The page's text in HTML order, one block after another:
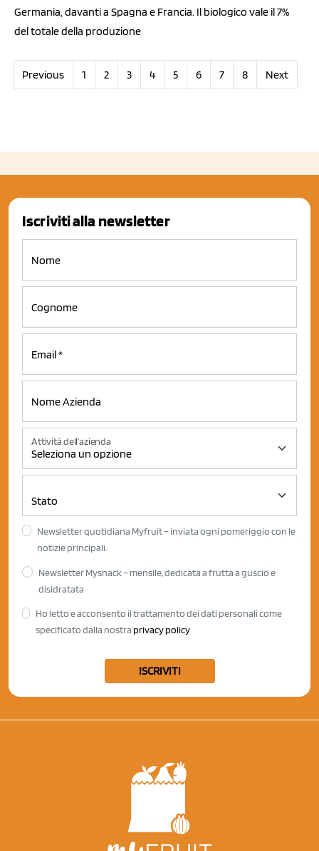
Germania, davanti a Spagna e Francia. Il biologico vale il 7%
del totale della produzione
Previous 1 2 3 4 5 6 7 8 Next
Iscriviti alla newsletter
Attività dell'azienda
Newsletter quotidiana Myfruit – inviata ogni pomeriggio con le
notizie principali.
Newsletter Mysnack – mensile, dedicata a frutta a guscio e
disidratata
Ho letto e acconsento il trattamento dei dati personali come
specificato dalla nostra privacy policy
ISCRIVITI